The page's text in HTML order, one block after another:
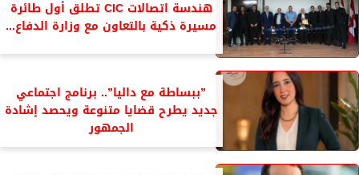
هندسة اتصالات CIC تطلق أول طائرة
مسيرة ذكية بالتعاون مع وزارة الدفاع...
”ببساطة مع داليا”.. برنامج اجتماعي
جديد يطرح قضايا متنوعة ويحصد إشادة
الجمهور